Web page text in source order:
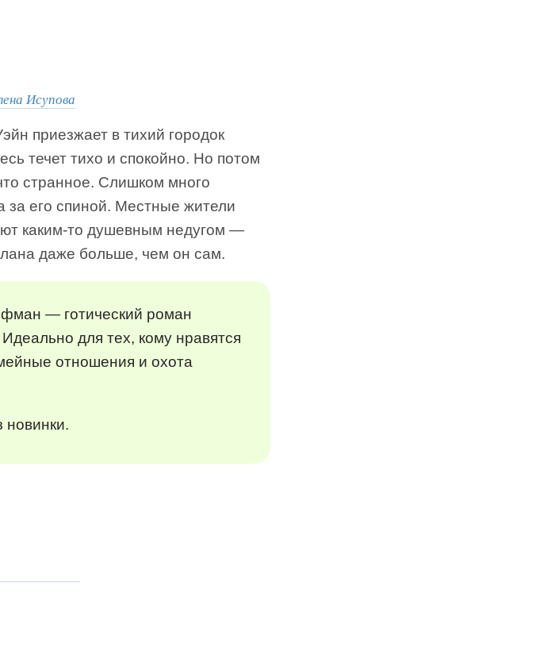
Исупова
приезжает в тихий городок
течет тихо и спокойно. Но потом
странное. Слишком много
его спиной. Местные жители
каким-то душевным недугом —
даже больше, чем он сам.
— готический роман
для тех, кому нравятся
отношения и охота
новинки.